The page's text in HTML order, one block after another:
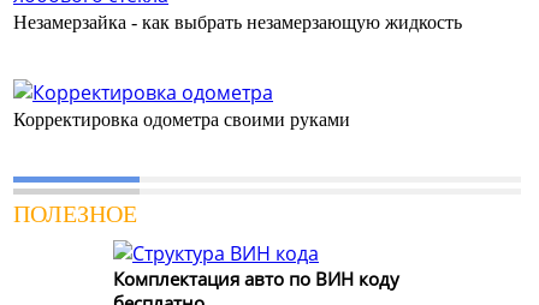
Незамерзайка - как выбрать незамерзающую жидкость
Корректировка одометра своими руками
ПОЛЕЗНОЕ
Комплектация авто по ВИН коду